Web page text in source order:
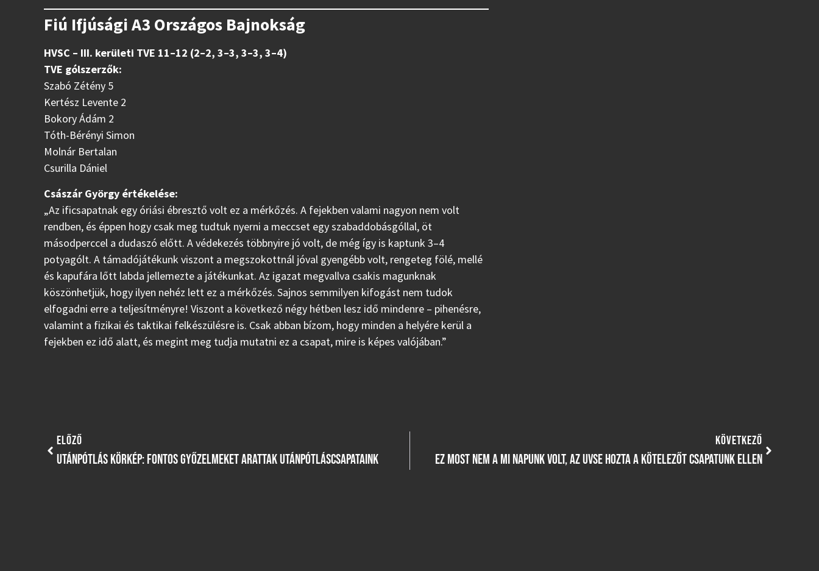
Fiú Ifjúsági A3 Országos Bajnokság
HVSC – III. kerületi TVE 11–12 (2–2, 3–3, 3–3, 3–4)
TVE gólszerzők:
Szabó Zétény 5
Kertész Levente 2
Bokory Ádám 2
Tóth-Bérényi Simon
Molnár Bertalan
Csurilla Dániel
Császár György értékelése:
„Az ificsapatnak egy óriási ébresztő volt ez a mérkőzés. A fejekben valami nagyon nem volt
rendben, és éppen hogy csak meg tudtuk nyerni a meccset egy szabaddobásgóllal, öt
másodperccel a dudaszó előtt. A védekezés többnyire jó volt, de még így is kaptunk 3–4
potyagólt. A támadójátékunk viszont a megszokottnál jóval gyengébb volt, rengeteg fölé, mellé
és kapufára lőtt labda jellemezte a játékunkat. Az igazat megvallva csakis magunknak
köszönhetjük, hogy ilyen nehéz lett ez a mérkőzés. Sajnos semmilyen kifogást nem tudok
elfogadni erre a teljesítményre! Viszont a következő négy hétben lesz idő mindenre – pihenésre,
valamint a fizikai és taktikai felkészülésre is. Csak abban bízom, hogy minden a helyére kerül a
fejekben ez idő alatt, és megint meg tudja mutatni ez a csapat, mire is képes valójában.”
ELŐZŐ
UTÁNPÓTLÁS KÖRKÉP: FONTOS GYŐZELMEKET ARATTAK UTÁNPÓTLÁSCSAPATAINK
KÖVETKEZŐ
EZ MOST NEM A MI NAPUNK VOLT, AZ UVSE HOZTA A KÖTELEZŐT CSAPATUNK ELLEN